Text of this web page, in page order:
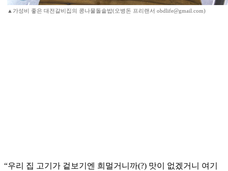
▲가성비 좋은 대전갈비집의 콩나물돌솥밥(오병돈 프리랜서 obdlife@gmail.com)
“우리 집 고기가 겉보기엔 희멀거니까(?) 맛이 없겠거니 여기